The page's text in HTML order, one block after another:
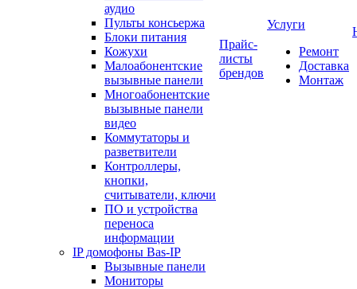
аудио
Пульты консьержа
Блоки питания
Кожухи
Малоабонентские
вызывные панели
Многоабонентские
вызывные панели
видео
Коммутаторы и
разветвители
Контроллеры,
кнопки,
считыватели, ключи
ПО и устройства
переноса
информации
IP домофоны Bas-IP
Вызывные панели
Мониторы
Прайс-
листы
брендов
Услуги
Ремонт
Доставка
Монтаж